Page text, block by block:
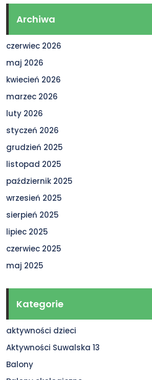
Archiwa
czerwiec 2026
maj 2026
kwiecień 2026
marzec 2026
luty 2026
styczeń 2026
grudzień 2025
listopad 2025
październik 2025
wrzesień 2025
sierpień 2025
lipiec 2025
czerwiec 2025
maj 2025
Kategorie
aktywności dzieci
Aktywności Suwalska 13
Balony